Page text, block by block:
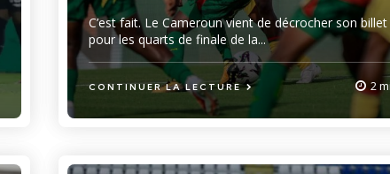
C’est fait. Le Cameroun vient de décrocher son billet
pour les quarts de finale de la...
CONTINUER LA LECTURE 2